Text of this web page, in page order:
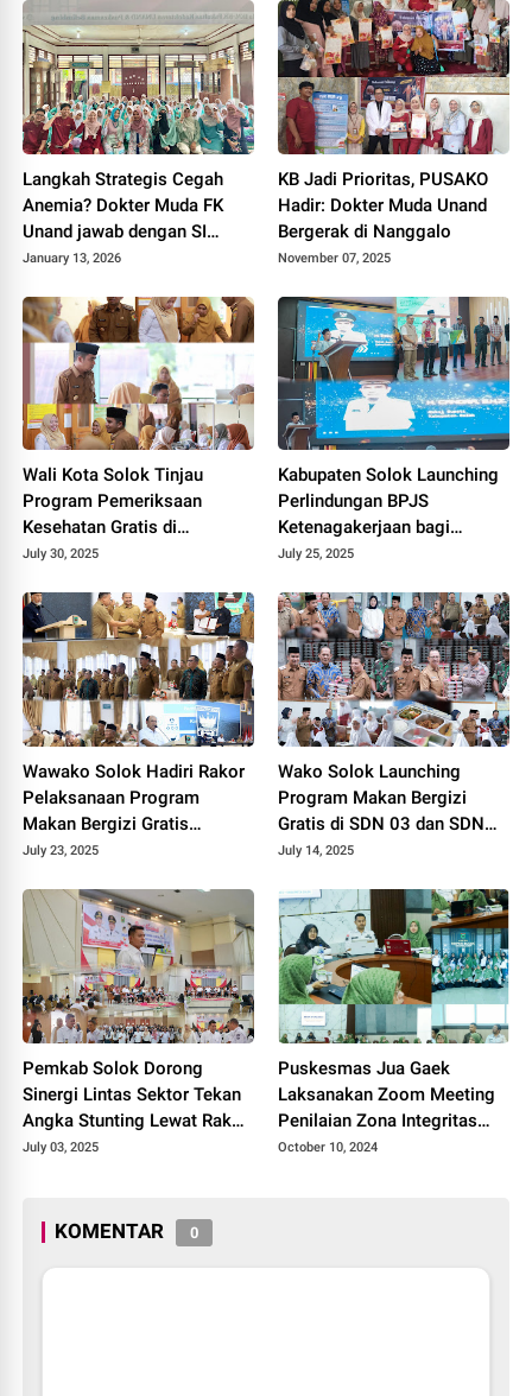
Langkah Strategis Cegah
Anemia? Dokter Muda FK
Unand jawab dengan SI
CANTIK
January 13, 2026
KB Jadi Prioritas, PUSAKO
Hadir: Dokter Muda Unand
Bergerak di Nanggalo
November 07, 2025
Wali Kota Solok Tinjau
Program Pemeriksaan
Kesehatan Gratis di
Puskesmas Tanah Garam
July 30, 2025
Kabupaten Solok Launching
Perlindungan BPJS
Ketenagakerjaan bagi
Pekerja Rentan.
July 25, 2025
Wawako Solok Hadiri Rakor
Pelaksanaan Program
Makan Bergizi Gratis
Sumatera Barat 2025.
July 23, 2025
Wako Solok Launching
Program Makan Bergizi
Gratis di SDN 03 dan SDN
05 Kampung Jawa 2025.
July 14, 2025
Pemkab Solok Dorong
Sinergi Lintas Sektor Tekan
Angka Stunting Lewat Rakor
TPPS 2025.
July 03, 2025
Puskesmas Jua Gaek
Laksanakan Zoom Meeting
Penilaian Zona Integritas
Menuju Wilayah Bebas
October 10, 2024
KOMENTAR 0